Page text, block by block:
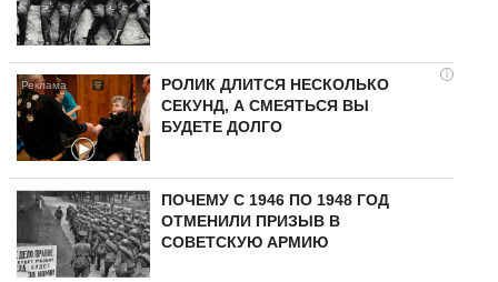
i
РОЛИК ДЛИТСЯ НЕСКОЛЬКО
СЕКУНД, А СМЕЯТЬСЯ ВЫ
БУДЕТЕ ДОЛГО
ПОЧЕМУ С 1946 ПО 1948 ГОД
ОТМЕНИЛИ ПРИЗЫВ В
СОВЕТСКУЮ АРМИЮ